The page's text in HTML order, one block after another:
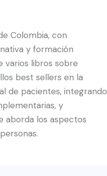
Colombia, con
y formación
varios libros sobre
best sellers en la
de pacientes, integrando
y
aborda los aspectos